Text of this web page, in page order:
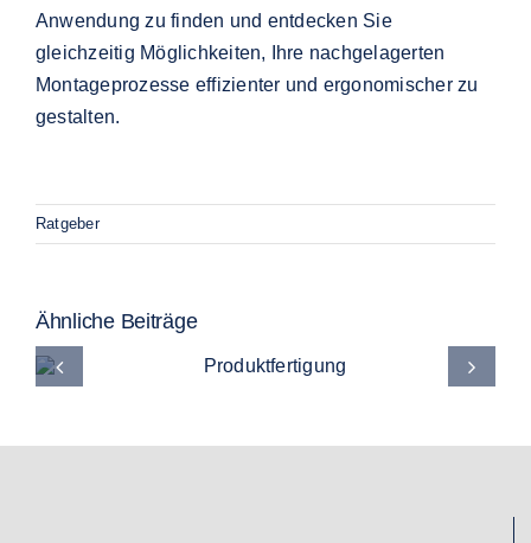
Anwendung zu finden und entdecken Sie
gleichzeitig Möglichkeiten, Ihre nachgelagerten
Montageprozesse effizienter und ergonomischer zu
gestalten.
Ratgeber
Ähnliche Beiträge
Produktfertigung